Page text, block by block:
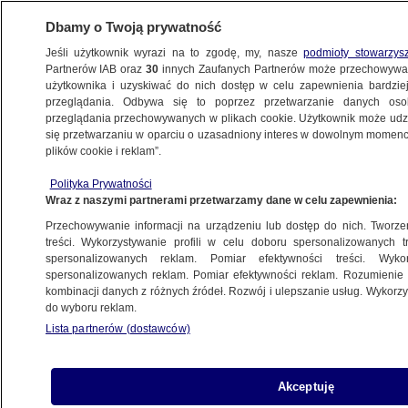
POLSKA
"Rozwiązania, które zaproponował rząd,
nas nie ratują"
8.04.2020, 07:12
Udostępnij
rewolucję, ale czują się rozczarowani. W czasie,
gdy składają wnioski i czekają na odpowiedź
Dbamy o Twoją prywatność
Jeśli użytkownik wyrazi na to zgodę, my, naszepodmioty
Partnerów IAB oraz30 innych Zaufanych Partnerów może
użytkownika i uzyskiwać do nich dostęp w celu zapewnienia
przeglądania. Odbywa się to poprzez przetwarzanie danych
przeglądania przechowywanych w plikach cookie. Użytkownik może
się przetwarzaniu w oparciu o uzasadniony interes w dowolnym
plików cookie i reklam”.
Polityka Prywatności
Wraz z naszymi partnerami przetwarzamy dane w celu zapewnienia:
Przechowywanie informacji na urządzeniu lub dostęp do nich.
treści. Wykorzystywanie profili w celu doboru spersonalizowanych
spersonalizowanych reklam. Pomiar efektywności treści.
spersonalizowanych reklam. Pomiar efektywności reklam.
kombinacji danych z różnych źródeł. Rozwój i ulepszanie usług.
do wyboru reklam.
Lista partnerów (dostawców)
Akceptuję